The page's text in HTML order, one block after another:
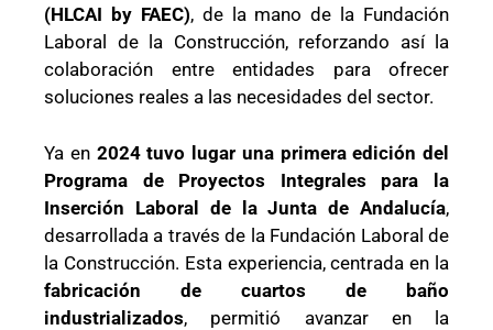
(HLCAI by FAEC), de la mano de la Fundación
Laboral de la Construcción, reforzando así la
colaboración entre entidades para ofrecer
soluciones reales a las necesidades del sector.
Ya en 2024 tuvo lugar una primera edición del
Programa de Proyectos Integrales para la
Inserción Laboral de la Junta de Andalucía,
desarrollada a través de la Fundación Laboral de
la Construcción. Esta experiencia, centrada en la
fabricación de cuartos de baño
industrializados, permitió avanzar en la